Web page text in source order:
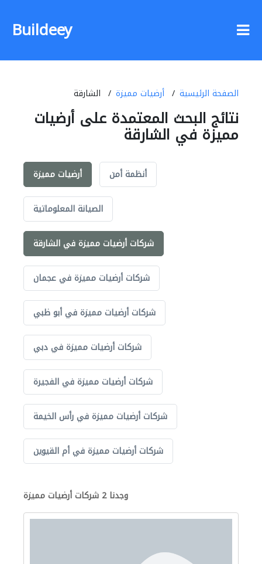
Buildeey
الصفحة الرئيسية أرضيات مميزة الشارقة
نتائج البحث المعتمدة على أرضيات
مميزة في الشارقة
أرضيات مميزة أنظمة أمن
الصيانة المعلوماتية
شركات أرضيات مميزة في الشارقة
شركات أرضيات مميزة في عجمان
شركات أرضيات مميزة في أبو ظبي
شركات أرضيات مميزة في دبي
شركات أرضيات مميزة في الفجيرة
شركات أرضيات مميزة في رأس الخيمة
شركات أرضيات مميزة في أم القيوين
وجدنا 2 شركات أرضيات مميزة